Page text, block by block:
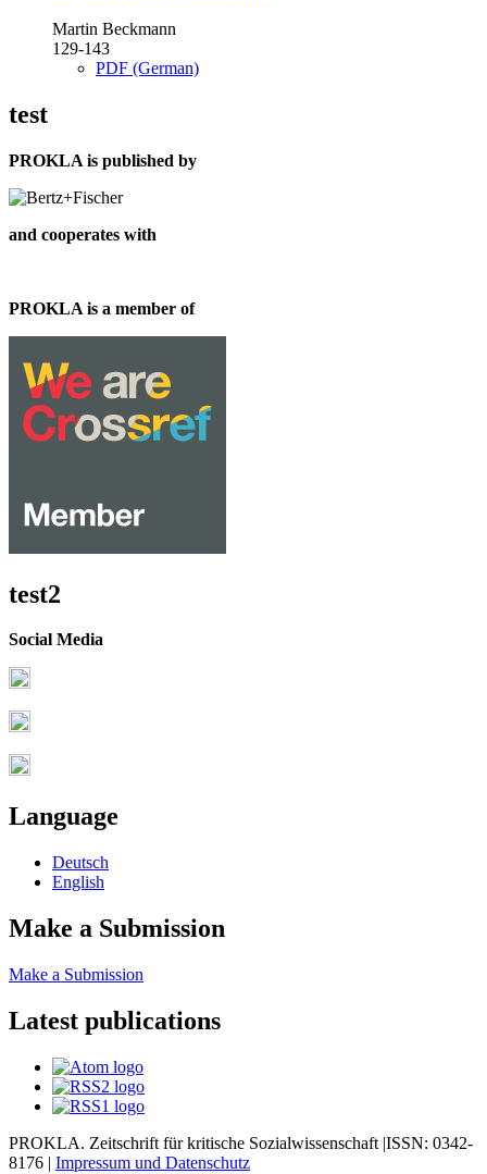
Martin Beckmann
129-143
PDF (German)
test
PROKLA is published by
and cooperates with
PROKLA is a member of
test2
Social Media
Language
Deutsch
English
Make a Submission
Make a Submission
Latest publications
PROKLA. Zeitschrift für kritische Sozialwissenschaft |ISSN: 0342-
8176 | Impressum und Datenschutz